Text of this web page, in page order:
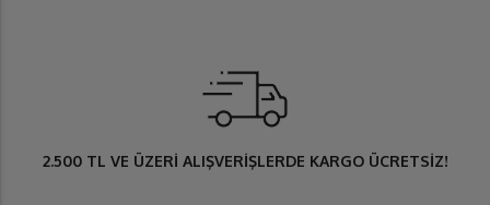
2.500 TL VE ÜZERİ ALIŞVERİŞLERDE KARGO ÜCRETSİZ!